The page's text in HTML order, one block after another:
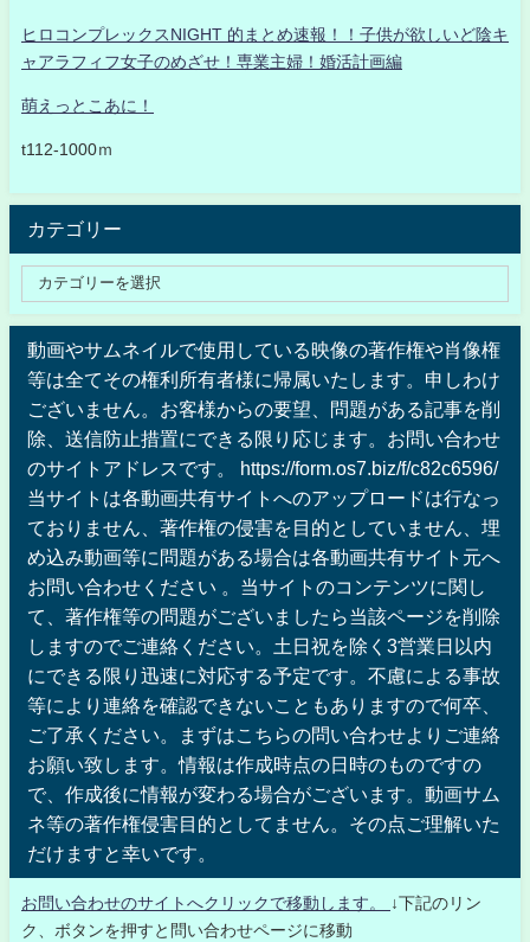
ヒロコンプレックスNIGHT 的まとめ速報！！子供が欲しいど陰キ
ャアラフィフ女子のめざせ！専業主婦！婚活計画編
萌えっとこあに！
t112-1000ｍ
カテゴリー
動画やサムネイルで使用している映像の著作権や肖像権
等は全てその権利所有者様に帰属いたします。申しわけ
ございません。お客様からの要望、問題がある記事を削
除、送信防止措置にできる限り応じます。お問い合わせ
のサイトアドレスです。 https://form.os7.biz/f/c82c6596/
当サイトは各動画共有サイトへのアップロードは行なっ
ておりません、著作権の侵害を目的としていません、埋
め込み動画等に問題がある場合は各動画共有サイト元へ
お問い合わせください 。当サイトのコンテンツに関し
て、著作権等の問題がございましたら当該ページを削除
しますのでご連絡ください。土日祝を除く3営業日以内
にできる限り迅速に対応する予定です。不慮による事故
等により連絡を確認できないこともありますので何卒、
ご了承ください。まずはこちらの問い合わせよりご連絡
お願い致します。情報は作成時点の日時のものですの
で、作成後に情報が変わる場合がございます。動画サム
ネ等の著作権侵害目的としてません。その点ご理解いた
だけますと幸いです。
お問い合わせのサイトへクリックで移動します。
↓下記のリン
ク、ボタンを押すと問い合わせページに移動